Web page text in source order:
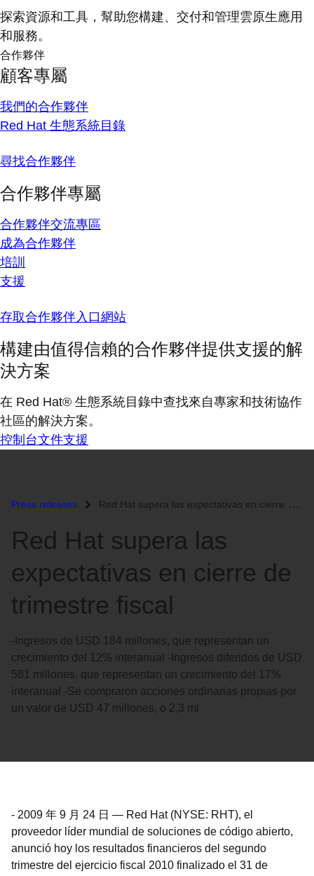
探索資源和工具，幫助您構建、交付和管理雲原生應用
和服務。
合作夥伴
顧客專屬
我們的合作夥伴
Red Hat 生態系統目錄
尋找合作夥伴
合作夥伴專屬
合作夥伴交流專區
成為合作夥伴
培訓
支援
存取合作夥伴入口網站
構建由值得信賴的合作夥伴提供支援的解
決方案
在 Red Hat® 生態系統目錄中查找來自專家和技術協作
社區的解決方案。
控制台文件支援
Press releases Red Hat supera las expectativas en cierre de trimestre fiscal...
Red Hat supera las
expectativas en cierre de
trimestre fiscal
-Ingresos de USD 184 millones, que representan un
crecimiento del 12% interanual -Ingresos diferidos de USD
581 millones, que representan un crecimiento del 17%
interanual -Se compraron acciones ordinarias propias por
un valor de USD 47 millones, o 2,3 mi
- 2009 年 9 月 24 日 — Red Hat (NYSE: RHT), el
proveedor líder mundial de soluciones de código abierto,
anunció hoy los resultados financieros del segundo
trimestre del ejercicio fiscal 2010 finalizado el 31 de